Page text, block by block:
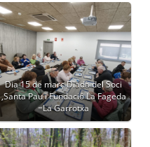
Dia 15 de març Diada del Soci
,Santa Pau i Fundació La Fageda
=La Garrotxa